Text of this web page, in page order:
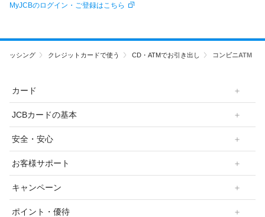
MyJCBのログイン・ご登録はこちら
ャッシング クレジットカードで使う CD・ATMでお引き出し コンビニATM
カード
JCBカードの基本
安全・安心
お客様サポート
キャンペーン
ポイント・優待